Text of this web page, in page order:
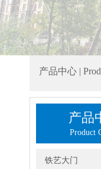
产品中心 |
产品
Product
铁艺大门